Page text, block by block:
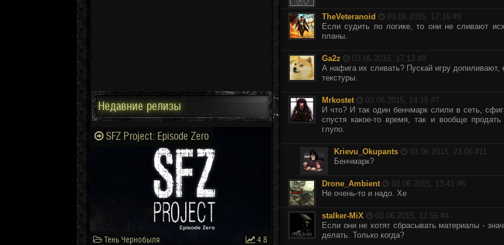
TheVeteranoid 03.06.2015, 17:16 #9
Если судить по логике, то они не сливают
планы.
Ga2z 03.06.2015, 17:13 #8
А нафига их сливать? Пускай игру
текстуры.
Mrkostet 03.06.2015, 14:15 #7
И что? И так один бенчмарк слили в сеть,
спустя какое-то время, так и вообще
глупо.
Krievu_Okupants 03.06.2015, 23:06 #11
Бенчмарк?
Drone_Ambient 03.06.2015, 13:41 #6
Не очень-то и надо. Хе
stalker-MiX 03.06.2015, 12:55 #4
Если они не хотят сбрасывать материалы -
делать. Только когда?
Недавние релизы
SFZ Project: Episode Zero
Тень Чернобыля 4.8